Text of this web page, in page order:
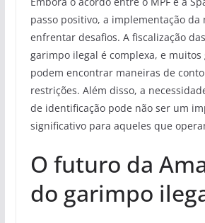
passo positivo, a implementação da
enfrentar desafios. A fiscalização
garimpo ilegal é complexa, e
podem encontrar maneiras de
restrições. Além disso, a
de identificação pode não ser um
significativo para aqueles que
O futuro da
do garimpo